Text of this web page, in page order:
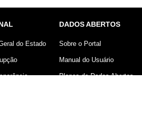
do Estado
DADOS ABERTOS
Sobre o Portal
Manual do Usuário
Planos de Dados Abertos